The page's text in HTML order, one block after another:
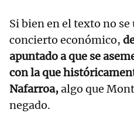
Si bien en el texto no
concierto económico,
apuntado a que se
con la que
Nafarroa,algo que
negado.